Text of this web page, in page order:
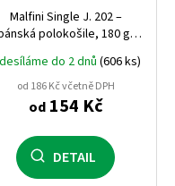
Malfini Single J. 202 –
polokošile, 180 g,
potisk i výšivku
do 2 dnů (606 ks)
od 186 Kč včetně DPH
od154 Kč
DETAIL